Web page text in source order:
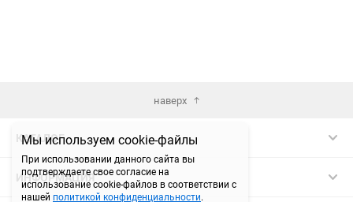
Мы используем cookie-файлы
При использовании данного сайта вы
подтверждаете свое согласие на
использование cookie-файлов в соответствии с
нашей политикой конфиденциальности.
наверх
КАТАЛОГ
ИНФОРМАЦИЯ